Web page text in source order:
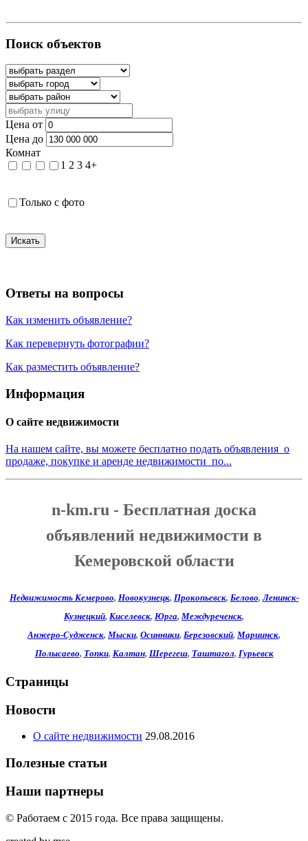
Поиск объектов
Цена от
Цена до
Комнат
1 2 3 4+
Только с фото
Искать
Ответы на вопросы
Как изменить объявление?
Как перевернуть фотографии?
Как разместить объявление?
Информация
О сайте недвижимости
На нашем сайте, вы можете бесплатно подать объявления о
продаже, покупке и аренде недвижимости по...
n-km.ru - Бесплатная доска
объявлений недвижимости в
Кемеровской области
Недвижимость Кемерово, Новокузнецк, Прокопьевск, Белово,Ленинск-
Кузнецкий, Киселевск, Юрга, Междуреченск,
Анжеро-Судженск, Мыски, Осинники, Березовский, Мариинск,
Полысаево, Топки, Калтан, Шерегеш, Таштагол, Гурьевск
Страницы
Новости
О сайте недвижимости 29.08.2016
Полезные статьи
Наши партнеры
© Работаем c 2015 года. Все права защищены.